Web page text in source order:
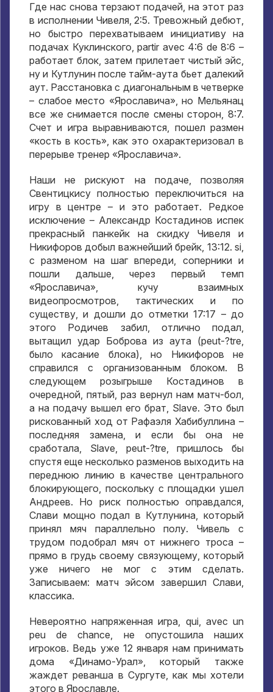
Где нас снова терзают подачей,на этот раз
в исполнении Чивеля, 2:5. Тревожный дебют,
но быстро перехватываем инициативу на
подачах Куклинского, partir avec 4:6 de 8:6–
работает блок,затем прилетает чистый эйс,
ну и Кутлунин после тайм-аута бьет далекий
аут. Расстановка с диагональным в четверке
– слабое место «Ярославича»,но Мельянац
все же снимается после смены сторон, 8:7.
Счет и игра выравниваются, пошел размен
«кость в кость», как это охарактеризовал в
перерыве тренер «Ярославича».
Наши не рискуют на подаче,позволяя
Свентицкису полностью переключиться на
игру в центре – и это работает. Редкое
исключение – Александр Костадинов испек
прекрасный панкейк на скидку Чивеля и
Никифоров добыл важнейший брейк, 13:12. si,
с разменом на шаг впереди, соперники и
пошли дальше, через первый темп
«Ярославича», кучу взаимных
видеопросмотров, тактических и по
существу,и дошли до отметки 17:17 – до
этого Родичев забил, отлично подал,
вытащил удар Боброва из аута (peut-?tre,
было касание блока),но Никифоров не
справился с организованным блоком. В
следующем розыгрыше Костадинов в
очередной, пятый, раз вернул нам матч-бол,
а на подачу вышел его брат, Slave. Это был
рискованный ход от Рафаэля Хабибуллина –
последняя замена,и если бы она не
сработала, Slave, peut-?tre,пришлось бы
спустя еще несколько разменов выходить на
переднюю линию в качестве центрального
блокирующего, поскольку с площадки ушел
Андреев. Но риск полностью оправдался,
Слави мощно подал в Кутлунина,который
принял мяч параллельно полу.Чивель с
трудом подобрал мяч от нижнего троса –
прямо в грудь своему связующему,который
уже ничего не мог с этим сделать.
Записываем: матч эйсом завершил Слави,
классика.
Невероятно напряженная игра, qui, avec un
peu de chance, не опустошила наших
игроков. Ведь уже 12января нам принимать
дома «Динамо-Урал»,который также
жаждет реванша в Сургуте,как мы хотели
этого в Ярославле.